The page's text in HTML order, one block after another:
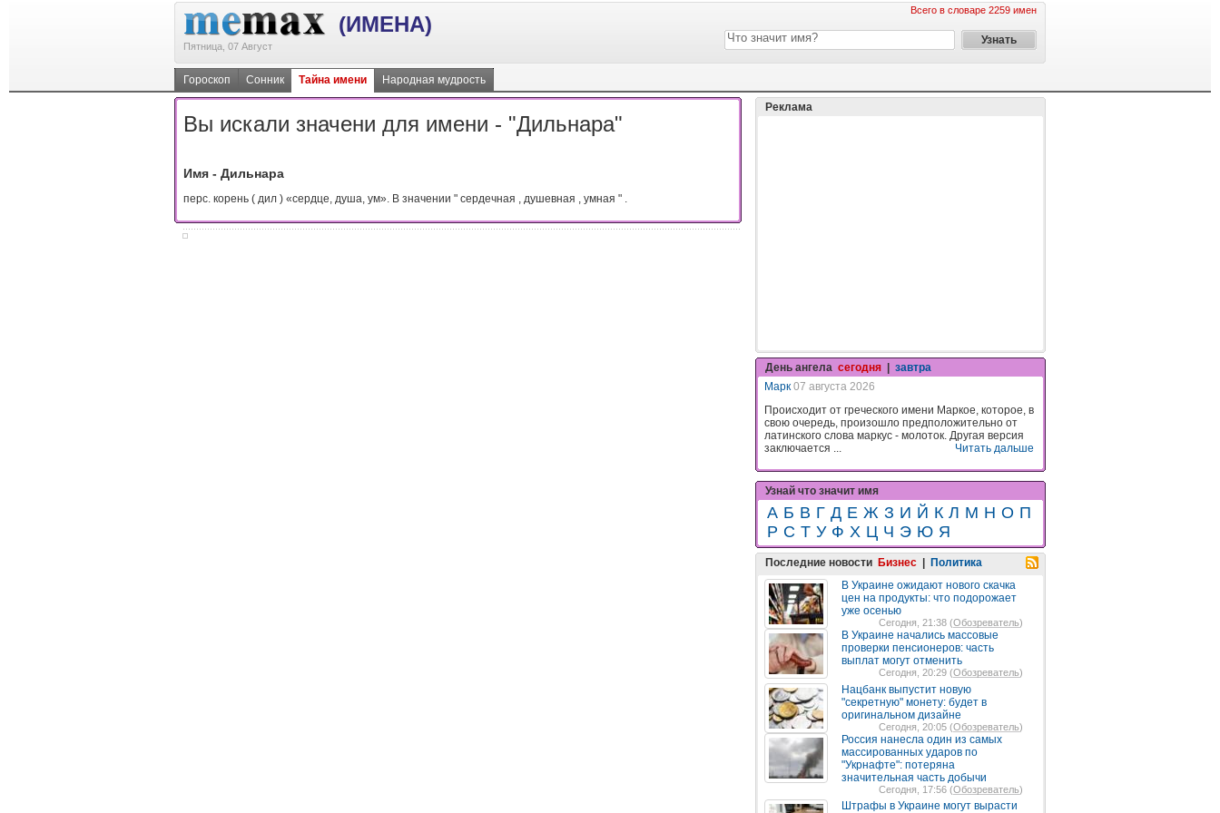
(ИМЕНА)
Пятница, 07 Август
Всего в словаре 2259 имен
Гороскоп Сонник Тайна имени Народная мудрость
Вы искали значени для имени - "Дильнара"
Имя - Дильнара
перс. корень ( дил ) «сердце, душа, ум». В значении " сердечная , душевная , умная " .
Реклама
День ангела сегодня
завтра
Марк 07 августа 2026
Происходит от греческого имени Маркое, которое, в
свою очередь, произошло предположительно от
латинского слова маркус - молоток. Другая версия
заключается ...
Читать дальше
Узнай что значит имя
А Б В Г Д Е Ж З И Й К Л М Н О П
Р С Т У Ф Х Ц Ч Э Ю Я
Последние новости Бизнес | Политика
В Украине ожидают нового скачка
цен на продукты: что подорожает
уже осенью
Сегодня, 21:38 (Обозреватель)
В Украине начались массовые
проверки пенсионеров: часть
выплат могут отменить
Сегодня, 20:29 (Обозреватель)
Нацбанк выпустит новую
"секретную" монету: будет в
оригинальном дизайне
Сегодня, 20:05 (Обозреватель)
Россия нанесла один из самых
массированных ударов по
"Укрнафте": потеряна
значительная часть добычи
Сегодня, 17:56 (Обозреватель)
Штрафы в Украине могут вырасти